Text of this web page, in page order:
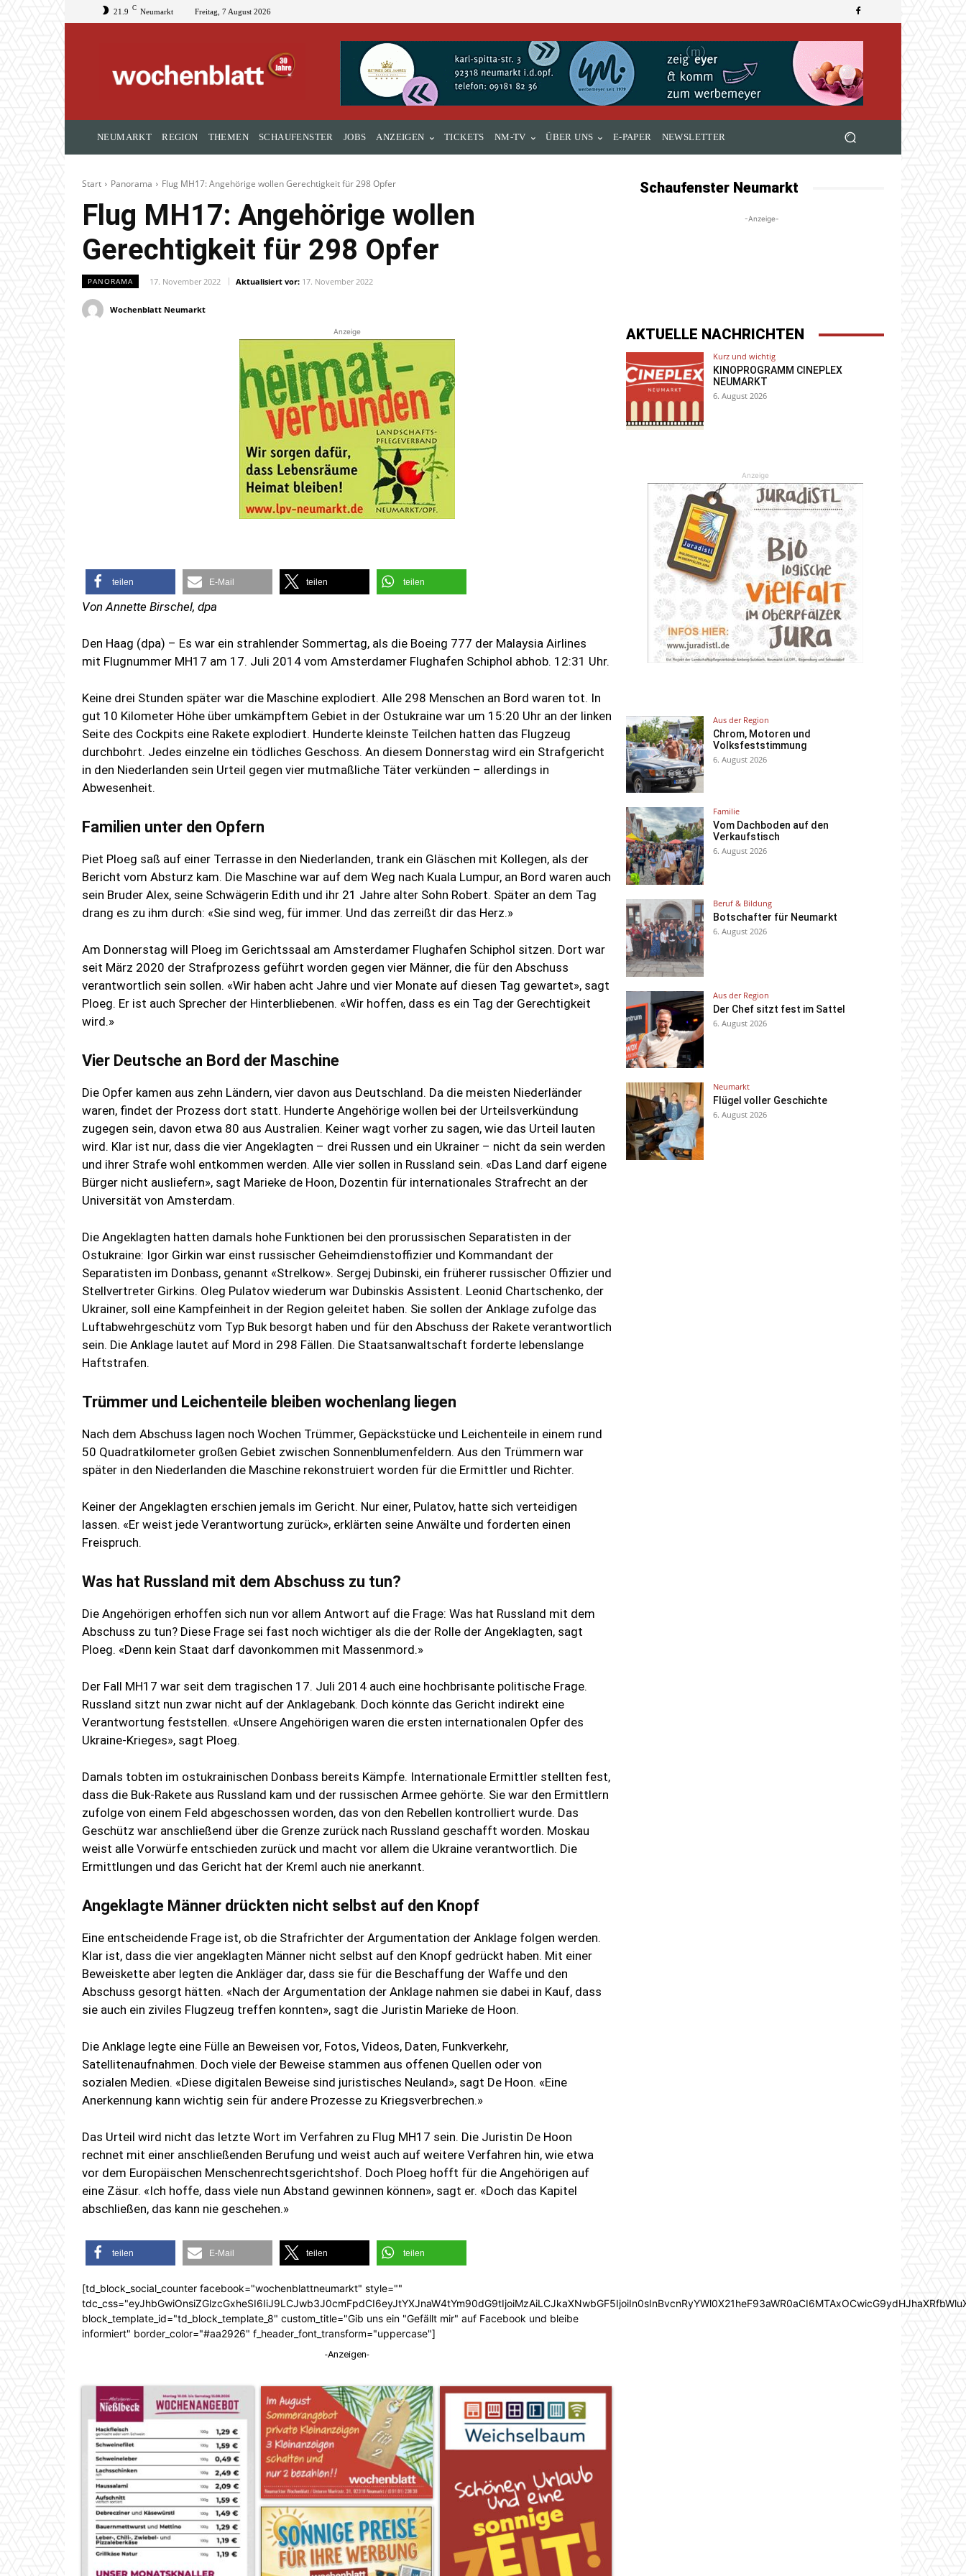
21.9 C Neumarkt Freitag, 7 August 2026
NEUMARKT REGION THEMEN SCHAUFENSTER JOBS ANZEIGEN TICKETS NM-TV ÜBER UNS E-PAPER NEWSLETTER
Start Panorama Flug MH17: Angehörige wollen Gerechtigkeit für 298 Opfer
Flug MH17: Angehörige wollen
Gerechtigkeit für 298 Opfer
PANORAMA 17. November 2022 Aktualisiert vor: 17. November 2022
Wochenblatt Neumarkt
Schaufenster Neumarkt
-Anzeige-
Anzeige
teilen E-Mail teilen teilen
Von Annette Birschel, dpa
Den Haag (dpa) – Es war ein strahlender Sommertag, als die Boeing 777 der Malaysia Airlines
mit Flugnummer MH17 am 17. Juli 2014 vom Amsterdamer Flughafen Schiphol abhob. 12:31 Uhr.
Keine drei Stunden später war die Maschine explodiert. Alle 298 Menschen an Bord waren tot. In
gut 10 Kilometer Höhe über umkämpftem Gebiet in der Ostukraine war um 15:20 Uhr an der linken
Seite des Cockpits eine Rakete explodiert. Hunderte kleinste Teilchen hatten das Flugzeug
durchbohrt. Jedes einzelne ein tödliches Geschoss. An diesem Donnerstag wird ein Strafgericht
in den Niederlanden sein Urteil gegen vier mutmaßliche Täter verkünden – allerdings in
Abwesenheit.
Familien unter den Opfern
Piet Ploeg saß auf einer Terrasse in den Niederlanden, trank ein Gläschen mit Kollegen, als der
Bericht vom Absturz kam. Die Maschine war auf dem Weg nach Kuala Lumpur, an Bord waren auch
sein Bruder Alex, seine Schwägerin Edith und ihr 21 Jahre alter Sohn Robert. Später an dem Tag
drang es zu ihm durch: «Sie sind weg, für immer. Und das zerreißt dir das Herz.»
Am Donnerstag will Ploeg im Gerichtssaal am Amsterdamer Flughafen Schiphol sitzen. Dort war
seit März 2020 der Strafprozess geführt worden gegen vier Männer, die für den Abschuss
verantwortlich sein sollen. «Wir haben acht Jahre und vier Monate auf diesen Tag gewartet», sagt
Ploeg. Er ist auch Sprecher der Hinterbliebenen. «Wir hoffen, dass es ein Tag der Gerechtigkeit
wird.»
Vier Deutsche an Bord der Maschine
Die Opfer kamen aus zehn Ländern, vier davon aus Deutschland. Da die meisten Niederländer
waren, findet der Prozess dort statt. Hunderte Angehörige wollen bei der Urteilsverkündung
zugegen sein, davon etwa 80 aus Australien. Keiner wagt vorher zu sagen, wie das Urteil lauten
wird. Klar ist nur, dass die vier Angeklagten – drei Russen und ein Ukrainer – nicht da sein werden
und ihrer Strafe wohl entkommen werden. Alle vier sollen in Russland sein. «Das Land darf eigene
Bürger nicht ausliefern», sagt Marieke de Hoon, Dozentin für internationales Strafrecht an der
Universität von Amsterdam.
Die Angeklagten hatten damals hohe Funktionen bei den prorussischen Separatisten in der
Ostukraine: Igor Girkin war einst russischer Geheimdienstoffizier und Kommandant der
Separatisten im Donbass, genannt «Strelkow». Sergej Dubinski, ein früherer russischer Offizier und
Stellvertreter Girkins. Oleg Pulatov wiederum war Dubinskis Assistent. Leonid Chartschenko, der
Ukrainer, soll eine Kampfeinheit in der Region geleitet haben. Sie sollen der Anklage zufolge das
Luftabwehrgeschütz vom Typ Buk besorgt haben und für den Abschuss der Rakete verantwortlich
sein. Die Anklage lautet auf Mord in 298 Fällen. Die Staatsanwaltschaft forderte lebenslange
Haftstrafen.
Trümmer und Leichenteile bleiben wochenlang liegen
Nach dem Abschuss lagen noch Wochen Trümmer, Gepäckstücke und Leichenteile in einem rund
50 Quadratkilometer großen Gebiet zwischen Sonnenblumenfeldern. Aus den Trümmern war
später in den Niederlanden die Maschine rekonstruiert worden für die Ermittler und Richter.
Keiner der Angeklagten erschien jemals im Gericht. Nur einer, Pulatov, hatte sich verteidigen
lassen. «Er weist jede Verantwortung zurück», erklärten seine Anwälte und forderten einen
Freispruch.
Was hat Russland mit dem Abschuss zu tun?
Die Angehörigen erhoffen sich nun vor allem Antwort auf die Frage: Was hat Russland mit dem
Abschuss zu tun? Diese Frage sei fast noch wichtiger als die der Rolle der Angeklagten, sagt
Ploeg. «Denn kein Staat darf davonkommen mit Massenmord.»
Der Fall MH17 war seit dem tragischen 17. Juli 2014 auch eine hochbrisante politische Frage.
Russland sitzt nun zwar nicht auf der Anklagebank. Doch könnte das Gericht indirekt eine
Verantwortung feststellen. «Unsere Angehörigen waren die ersten internationalen Opfer des
Ukraine-Krieges», sagt Ploeg.
Damals tobten im ostukrainischen Donbass bereits Kämpfe. Internationale Ermittler stellten fest,
dass die Buk-Rakete aus Russland kam und der russischen Armee gehörte. Sie war den Ermittlern
zufolge von einem Feld abgeschossen worden, das von den Rebellen kontrolliert wurde. Das
Geschütz war anschließend über die Grenze zurück nach Russland geschafft worden. Moskau
weist alle Vorwürfe entschieden zurück und macht vor allem die Ukraine verantwortlich. Die
Ermittlungen und das Gericht hat der Kreml auch nie anerkannt.
Angeklagte Männer drückten nicht selbst auf den Knopf
Eine entscheidende Frage ist, ob die Strafrichter der Argumentation der Anklage folgen werden.
Klar ist, dass die vier angeklagten Männer nicht selbst auf den Knopf gedrückt haben. Mit einer
Beweiskette aber legten die Ankläger dar, dass sie für die Beschaffung der Waffe und den
Abschuss gesorgt hätten. «Nach der Argumentation der Anklage nahmen sie dabei in Kauf, dass
sie auch ein ziviles Flugzeug treffen konnten», sagt die Juristin Marieke de Hoon.
Die Anklage legte eine Fülle an Beweisen vor, Fotos, Videos, Daten, Funkverkehr,
Satellitenaufnahmen. Doch viele der Beweise stammen aus offenen Quellen oder von
sozialen Medien. «Diese digitalen Beweise sind juristisches Neuland», sagt De Hoon. «Eine
Anerkennung kann wichtig sein für andere Prozesse zu Kriegsverbrechen.»
Das Urteil wird nicht das letzte Wort im Verfahren zu Flug MH17 sein. Die Juristin De Hoon
rechnet mit einer anschließenden Berufung und weist auch auf weitere Verfahren hin, wie etwa
vor dem Europäischen Menschenrechtsgerichtshof. Doch Ploeg hofft für die Angehörigen auf
eine Zäsur. «Ich hoffe, dass viele nun Abstand gewinnen können», sagt er. «Doch das Kapitel
abschließen, das kann nie geschehen.»
teilen E-Mail teilen teilen
[td_block_social_counter facebook="wochenblattneumarkt" style=""
block_template_id="td_block_template_8" custom_title="Gib uns ein "Gefällt mir" auf Facebook und bleibe
informiert" border_color="#aa2926" f_header_font_transform="uppercase"]
-Anzeigen-
AKTUELLE NACHRICHTEN
Kurz und wichtig
KINOPROGRAMM CINEPLEX
NEUMARKT
6. August 2026
Anzeige
Aus der Region
Chrom, Motoren und
Volksfeststimmung
6. August 2026
Familie
Vom Dachboden auf den
Verkaufstisch
6. August 2026
Beruf & Bildung
Botschafter für Neumarkt
6. August 2026
Aus der Region
Der Chef sitzt fest im Sattel
6. August 2026
Neumarkt
Flügel voller Geschichte
6. August 2026